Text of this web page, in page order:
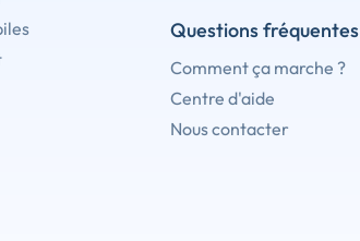
Questions fréquentes
Comment ça marche ?
Centre d'aide
Nous contacter